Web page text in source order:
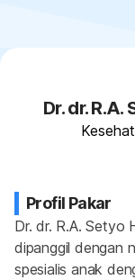
Dr. dr.
Profil Pakar
Dr. dr. R.A. Setyo
dipanggil dengan
spesialis anak